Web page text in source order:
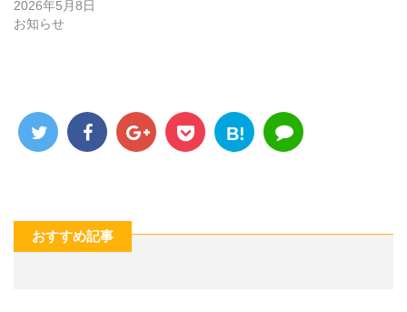
2026年5月8日
お知らせ
B!
おすすめ記事